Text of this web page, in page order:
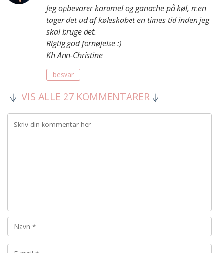
Jeg opbevarer karamel og ganache på køl, men
tager det ud af køleskabet en times tid inden jeg
skal bruge det.
Rigtig god fornøjelse :)
Kh Ann-Christine
besvar
VIS ALLE 27 KOMMENTARER